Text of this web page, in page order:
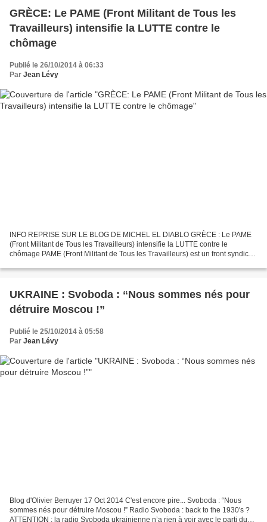
GRÈCE: Le PAME (Front Militant de Tous les
Travailleurs) intensifie la LUTTE contre le
chômage
Publié le 26/10/2014 à 06:33
Par Jean Lévy
INFO REPRISE SUR LE BLOG DE MICHEL EL DIABLO GRÈCE : Le PAME
(Front Militant de Tous les Travailleurs) intensifie la LUTTE contre le
chômage PAME (Front Militant de Tous les Travailleurs) est un front syndical
UKRAINE : Svoboda : “Nous sommes nés pour
détruire Moscou !”
Publié le 25/10/2014 à 05:58
Par Jean Lévy
Blog d'Olivier Berruyer 17 Oct 2014 C'est encore pire... Svoboda : “Nous
sommes nés pour détruire Moscou !” Radio Svoboda : back to the 1930′s ?
ATTENTION : la radio Svoboda ukrainienne n’a rien à voir avec le parti du